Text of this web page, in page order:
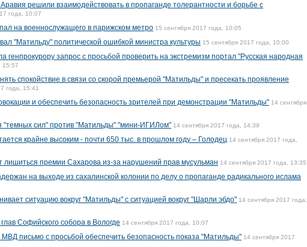
решили взаимодействовать в пропаганде толерантности и борьбе с
года, 10:07
на военнослужащего в парижском метро 15 сентября 2017 года, 10:05
"Матильду" политической ошибкой министра культуры 15 сентября 2017 года, 10:00
генпрокурору запрос с просьбой проверить на экстремизм портал "Русская народная
15:57
спокойствие в связи со скорой премьерой "Матильды" и пресекать проявление
года, 15:41
и обеспечить безопасность зрителей при демонстрации "Матильды" 14 сентября
"темных сил" против "Матильды" "мини-ИГИЛом" 14 сентября 2017 года, 14:39
крайне высоким - почти 650 тыс. в прошлом году – Голодец 14 сентября 2017 года,
лишиться премии Сахарова из-за нарушений прав мусульман 14 сентября 2017 года, 13:35
на выходе из сахалинской колонии по делу о пропаганде радикального ислама
ситуацию вокруг "Матильды" с ситуацией вокруг "Шарли эбдо" 14 сентября 2017 года,
Софийского собора в Вологде 14 сентября 2017 года, 10:07
письмо с просьбой обеспечить безопасность показа "Матильды" 14 сентября 2017